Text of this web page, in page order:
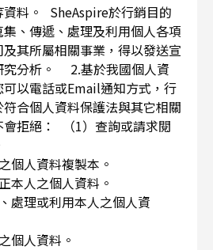
資料。 SheAspire於行銷目的
、傳遞、處理及利用個人各項
其所屬相關事業，得以發送宣
究分析。 2.基於我國個人資
以電話或Email通知方式，行
合個人資料保護法與其它相關
會拒絕： （1）查詢或請求閱
個人資料複製本。
本人之個人資料。
處理或利用本人之個人資
個人資料。